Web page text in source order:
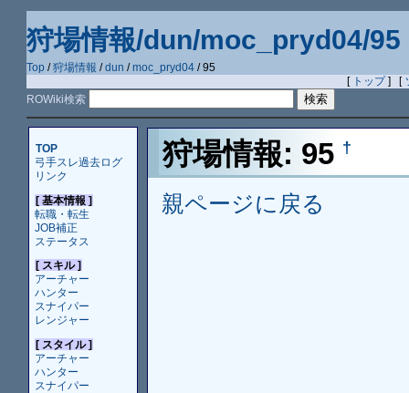
狩場情報/dun/moc_pryd04/95
Top /狩場情報 /dun /moc_pryd04 / 95
[ トップ] [
ROWiki検索
TOP
弓手スレ過去ログ
リンク
[ 基本情報 ]
転職・転生
JOB補正
ステータス
[ スキル ]
アーチャー
ハンター
スナイパー
レンジャー
[ スタイル ]
アーチャー
ハンター
スナイパー
狩場情報: 95 †
親ページに戻る